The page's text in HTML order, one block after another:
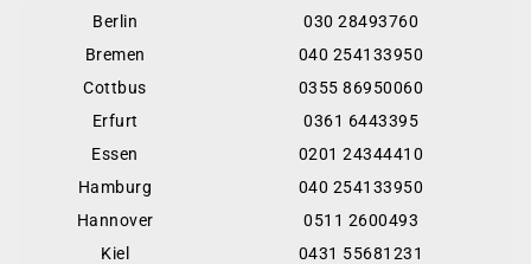
Berlin
030 28493760
Bremen
040 254133950
Cottbus
0355 86950060
Erfurt
0361 6443395
Essen
0201 24344410
Hamburg
040 254133950
Hannover
0511 2600493
Kiel
0431 55681231